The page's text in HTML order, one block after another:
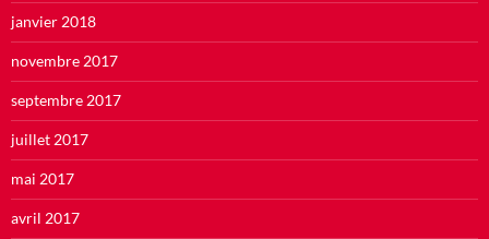
janvier 2018
novembre 2017
septembre 2017
juillet 2017
mai 2017
avril 2017